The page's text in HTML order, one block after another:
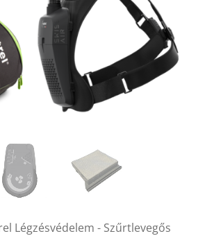
Légzésvédelem - Szűrtlevegős